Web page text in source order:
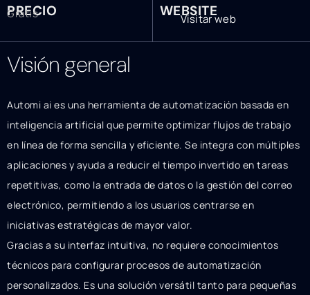
PRECIO
Gratis WEBSITE
Visitar web
Visión general
Automi ai es una herramienta de automatización basada en
inteligencia artificial que permite optimizar flujos de trabajo
en línea de forma sencilla y eficiente. Se integra con múltiples
aplicaciones y ayuda a reducir el tiempo invertido en tareas
repetitivas, como la entrada de datos o la gestión del correo
electrónico, permitiendo a los usuarios centrarse en
iniciativas estratégicas de mayor valor.
Gracias a su interfaz intuitiva, no requiere conocimientos
técnicos para configurar procesos de automatización
personalizados. Es una solución versátil tanto para pequeñas